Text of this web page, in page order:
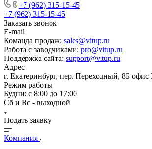
+7 (962) 315-15-45
+7 (962) 315-15-45
Заказать звонок
E-mail
Команда продаж: sales@vitup.ru
Работа с заводчиками: pro@vitup.ru
Поддержка сайта: support@vitup.ru
Адрес
г. Екатеринбург, пер. Переходный, 8Б офис
Режим работы
Будни: с 8:00 до 17:00
Сб и Вс - выходной
Подать заявку
Компания